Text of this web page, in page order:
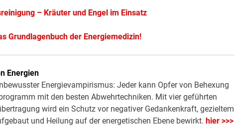
– Kräuter und Engel im Einsatz
Grundlagenbuch der Energiemedizin!
Energien
Energievampirismus: Jeder kann Opfer von Behexung
mit den besten Abwehrtechniken. Mit vier geführten
wird ein Schutz vor negativer Gedankenkraft, gezieltem
und Heilung auf der energetischen Ebene bewirkt. hier >>>